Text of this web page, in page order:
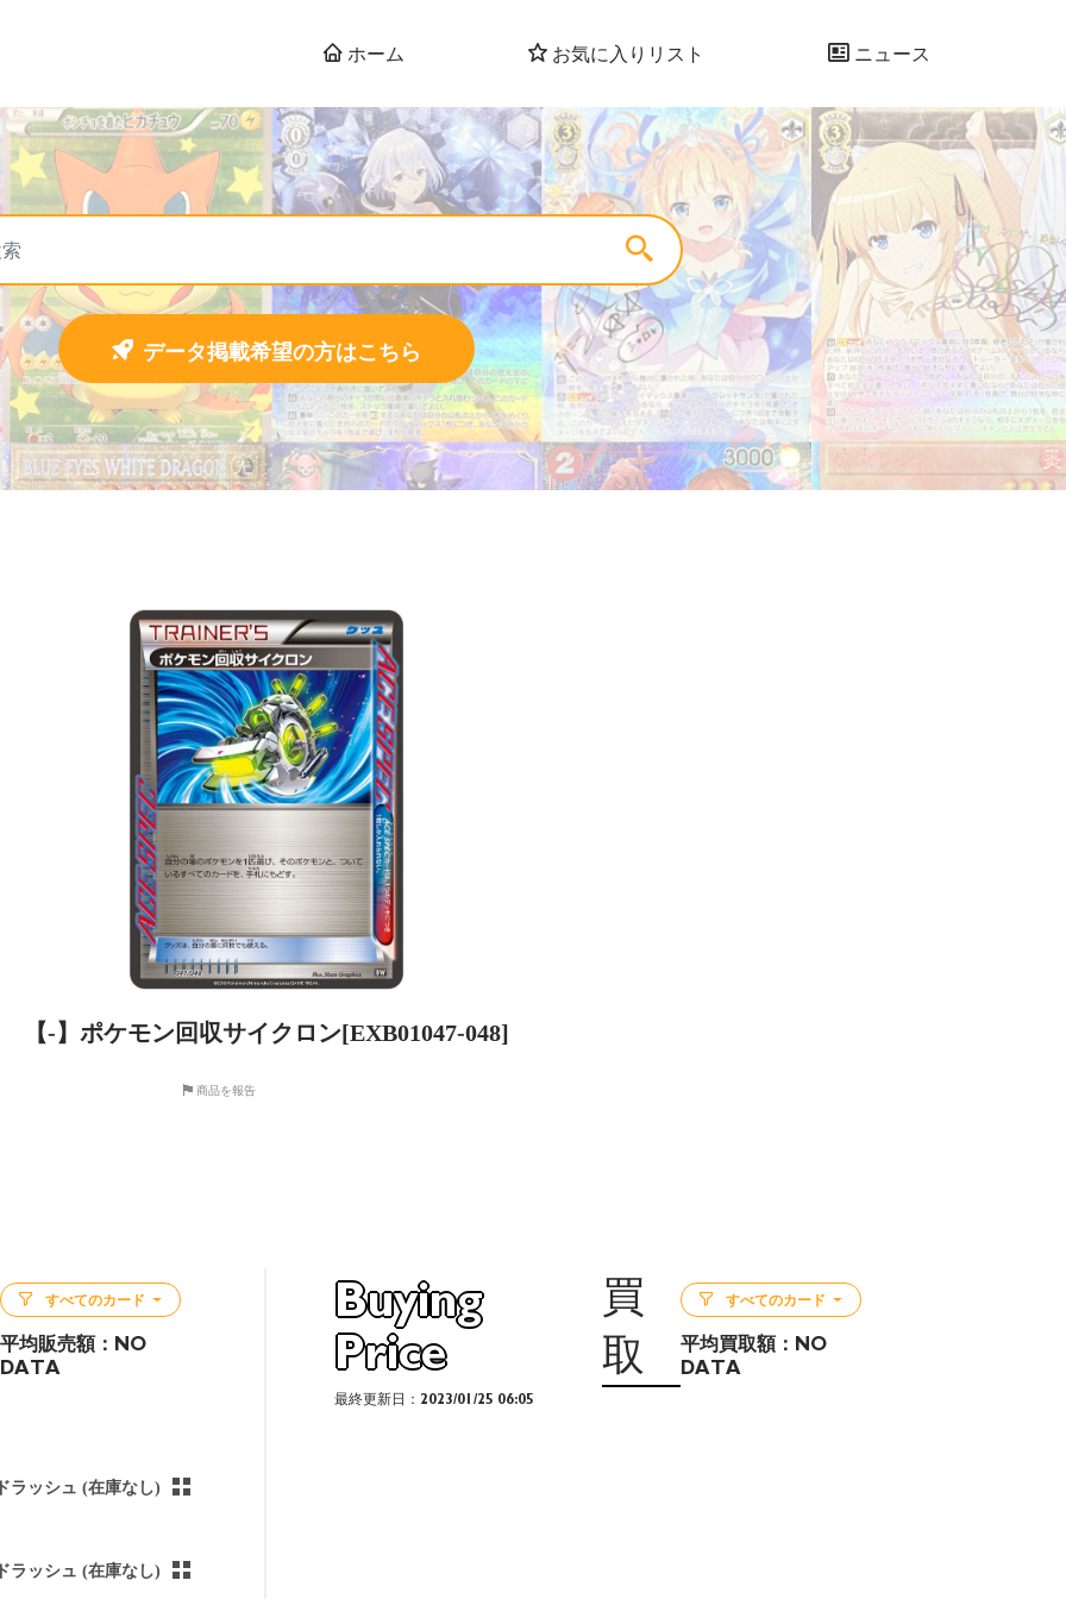
ホーム お気に入りリスト ニュース
データ掲載希望の方はこちら
【-】ポケモン回収サイクロン[EXB01047-048]
商品を報告
すべてのカード
平均販売額： NO
DATA
ラッシュ (在庫なし)
ラッシュ (在庫なし)
Buying
Price
買
取
最終更新日：2023/01/25 06:05
すべてのカード
平均買取額： NO
DATA